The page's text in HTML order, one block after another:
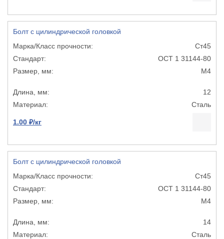
Болт с цилиндрической головкой
Ст45
ОСТ 1 31144-80
М4
12
Сталь
1.00 ₽/кг
Болт с цилиндрической головкой
Ст45
ОСТ 1 31144-80
М4
14
Сталь